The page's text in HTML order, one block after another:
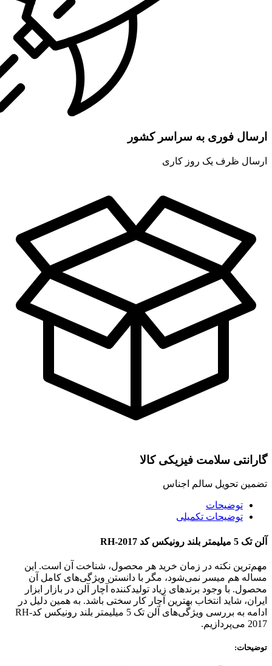
ارسال فوری به سراسر کشور
ارسال ظرف یک روز کاری
گارانتی سلامت فیزیکی کالا
تضمین تحویل سالم اجناس
توضیحات
توضیحات تکمیلی
آلن تک 5 میلیمتر بلند رونیکس کد RH-2017
مهم‌ترین نکته در زمان خرید هر محصول، شناخت آن است. این
مساله هم میسر نمی‌شود، مگر با دانستن ویژگی‌های کامل آن
محصول. با وجود برندهای زیاد تولیدکننده آچار آلن در بازار ابزار
ایران، شاید انتخاب بهترین آچار کار سختی باشد. به همین دلیل در
ادامه به بررسی ویژگی‌های آلن تک 5 میلیمتر بلند رونیکس کدRH-
2017 می‌پردازیم.
توضیحات: